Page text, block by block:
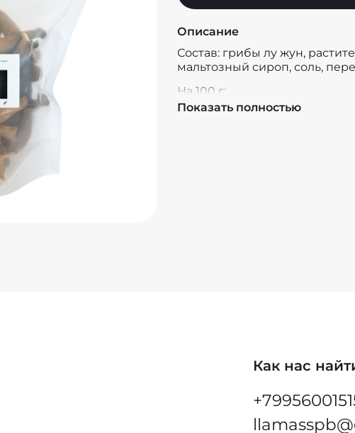
Описание
Состав: грибы лу жун,
мальтозный сироп, соль,
На 100 г:
Белки - 6,1 г
Показать полностью
Как нас